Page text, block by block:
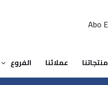
منتجاتنا عملائنا الفروع